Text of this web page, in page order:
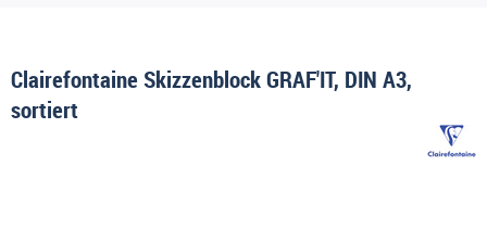
Clairefontaine Skizzenblock GRAF'IT, DIN A3,
sortiert